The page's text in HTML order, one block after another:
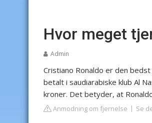
Hvor meget
Admin
Cristiano Ronaldo er den
betalt i saudiarabiske klub Al
kroner. Det betyder, at
Anmodning om fjernelse Se